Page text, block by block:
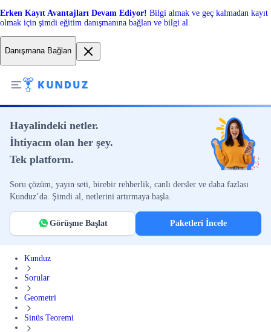
Erken Kayıt Avantajları Devam Ediyor! Bilgi almak ve geç kalmadan kayıt
olmak için şimdi eğitim danışmanına bağlan ve bilgi al.
Danışmana Bağlan
Hayalindeki netler.
İhtiyacın olan her şey.
Tek platform.
Soru çözüm, yayın seti, birebir rehberlik, canlı dersler ve daha fazlası
Kunduz’da. Şimdi al, netlerini artırmaya başla.
Görüşme Başlat Paketleri İncele
Kunduz
Sorular
Geometri
Sinüs Teoremi